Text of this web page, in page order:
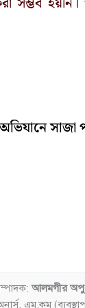
আলমগীর অপু
এম.কম